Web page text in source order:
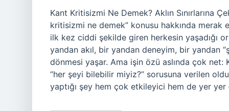
Kant Kritisizmi Ne Demek? Aklın Sınırlarına
kritisizmi ne demek” konusu hakkında
ilk kez ciddi şekilde giren herkesin yaşadığı
yandan akıl, bir yandan deneyim, bir yandan
dönmesi yaşar. Ama işin özü aslında çok net:
“her şeyi bilebilir miyiz?” sorusuna verilen
yaptığı şey hem çok etkileyici hem de yer